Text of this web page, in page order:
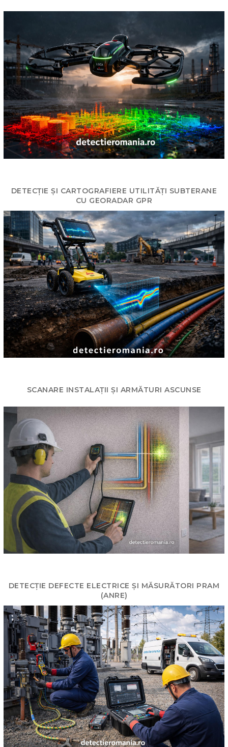
DETECȚIE ȘI CARTOGRAFIERE UTILITĂȚI SUBTERANE
CU GEORADAR GPR
SCANARE INSTALAȚII ȘI ARMĂTURI ASCUNSE
DETECȚIE DEFECTE ELECTRICE ȘI MĂSURĂTORI PRAM
(ANRE)